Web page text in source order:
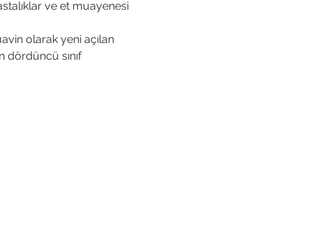
ve et muayenesi
olarak yeni açılan
dördüncü sınıf